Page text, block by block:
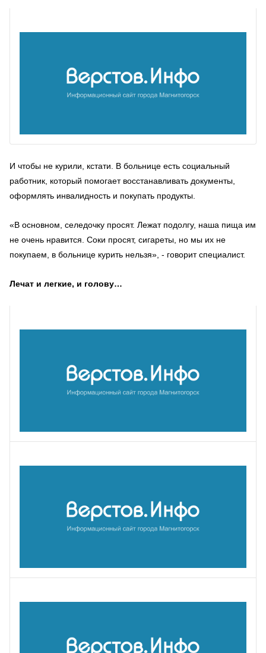
И чтобы не курили, кстати. В больнице есть социальный
работник, который помогает восстанавливать документы,
оформлять инвалидность и покупать продукты.
«В основном, селедочку просят. Лежат подолгу, наша пища им
не очень нравится. Соки просят, сигареты, но мы их не
покупаем, в больнице курить нельзя», - говорит специалист.
Лечат и легкие, и голову…